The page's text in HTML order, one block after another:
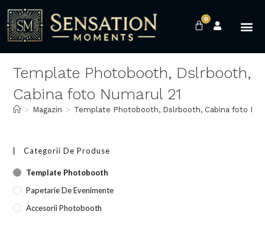
0
Template Photobooth, Dslrbooth,
Cabina foto Numarul 21
> Magazin > Template Photobooth, Dslrbooth, Cabina foto
Categorii De Produse
Template Photobooth
Papetarie De Evenimente
Accesorii Photobooth